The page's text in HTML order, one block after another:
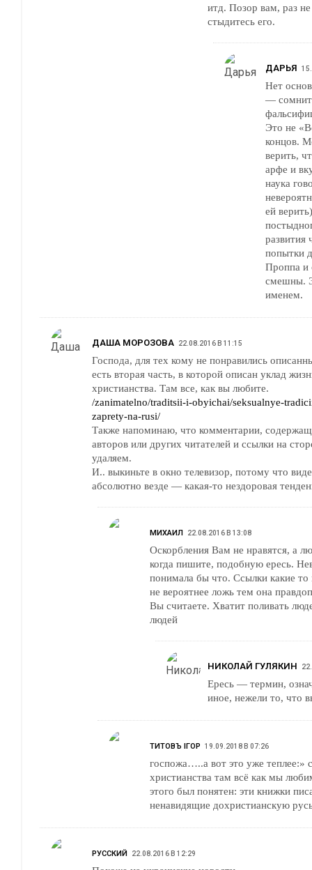
итд. Позор вам, раз
стыдитесь его.
ДАРЬЯ
Нет
—
Это не
концов.
верить,
арфе и
наука
ей
развития
попытки
Проппа и
смешны.
именем.
ДАША МОРОЗОВА 22.08.2016 В 11:15
Господа, для тех кому не понравились
есть вторая часть, в которой описан уклад
христианства. Там все, как вы любите.
/zanimatelno/traditsii-i-obyichai/seksualnye-
zaprety-na-rusi/
Также напоминаю, что комментарии,
авторов или других читателей и ссылки на
удаляем.
И.. выкиньте в окно телевизор, потому что
абсолютно везде — какая-то нездоровая
МИХАИЛ 22.08.2016 В 13:08
Оскорбления Вам не нравятся, а
когда пишите, подобную ересь.
понимала бы что. Ссылки какие
не вероятнее ложь тем она
Вы считаете. Хватит поливать людей
людей
НИКОЛАЙ ГУЛЯКИН
Ересь — термин,
иное, нежели то, что
ТИТОВЪ IГОР 19.09.2018 В 07:26
госпожа…..а вот это уже теплее:»
христианства там всё как мы
этого был понятен: эти книжки
ненавидящие дохристианскую
РУССКИЙ 22.08.2016 В 12:29